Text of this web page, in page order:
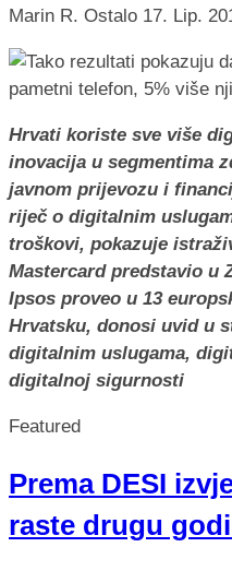
Marin R. Ostalo 17. Lip.
Hrvati koriste sve više
inovacija u segmentima
javnom prijevozu i
riječ o digitalnim
troškovi, pokazuje
Mastercard predstavio u
Ipsos proveo u 13
Hrvatsku, donosi uvid u
digitalnim uslugama,
digitalnoj sigurnosti
Featured
Prema DESI
raste drugu